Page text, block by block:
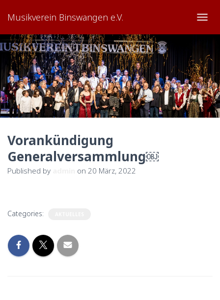
Musikverein Binswangen e.V.
Vorankündigung
Generalversammlung￼
Published by on 20 März, 2022
Categories: